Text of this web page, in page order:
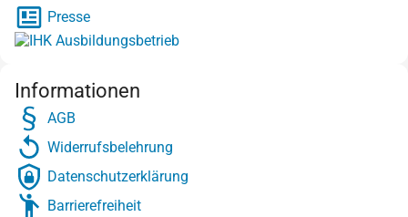
Presse
Informationen
AGB
Widerrufsbelehrung
Datenschutzerklärung
Barrierefreiheit